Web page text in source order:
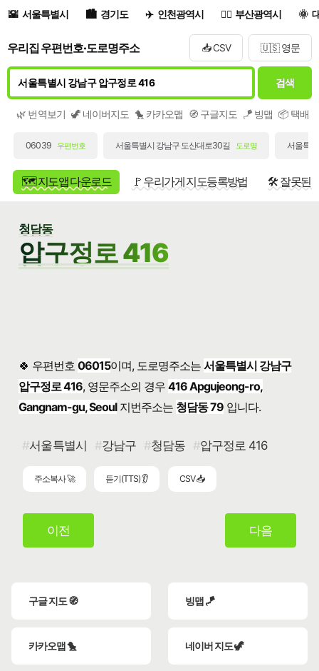
서울특별시 경기도 인천광역시 부산광역시
우리집 우편번호·도로명주소 📥 CSV 🇺🇸 영문
검색
🌿 번역보기 🦖 네이버지도 🐤 카카오맵 🧭 구글지도 🪁 빙맵 📦 택배/
06039 우편번호 서울특별시 강남구 도산대로30길 도로명 서울특
🗺️ 지도앱 다운로드 🚩 우리가게 지도등록방법 🛠️ 잘못된
청담동
압구정로 416
🍀 우편번호 06015이며, 도로명주소는서울특별시 강남구
압구정로 416, 영문주소의 경우416 Apgujeong-ro,
Gangnam-gu, Seoul지번주소는 청담동 79 입니다.
서울특별시 강남구 청담동 압구정로 416
주소복사 🚀 듣기(TTS) 👂 CSV 📥
이전 다음
구글 지도 🧭 빙맵 🪁
카카오맵 🐤 네이버 지도 🦖